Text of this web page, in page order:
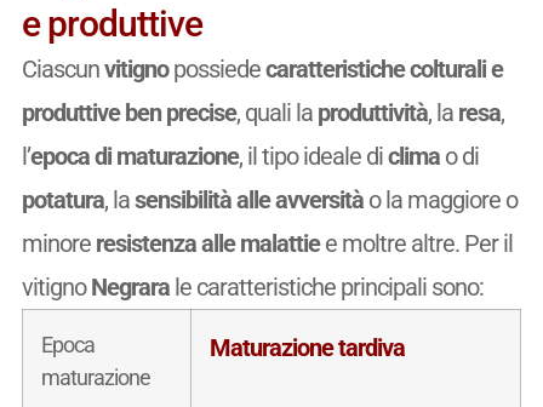
e produttive
Ciascunvitignopossiedecaratteristiche colturali e
produttive ben precise, quali la produttività, la resa,
l’epoca di maturazione, il tipo ideale diclimao di
potatura, lasensibilità alle avversitào la maggiore o
minore resistenza alle malattiee moltre altre. Per il
vitignoNegrarale caratteristiche principali sono:
Epoca
maturazione
Maturazione tardiva